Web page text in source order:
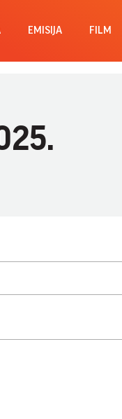
EMISIJA FILM